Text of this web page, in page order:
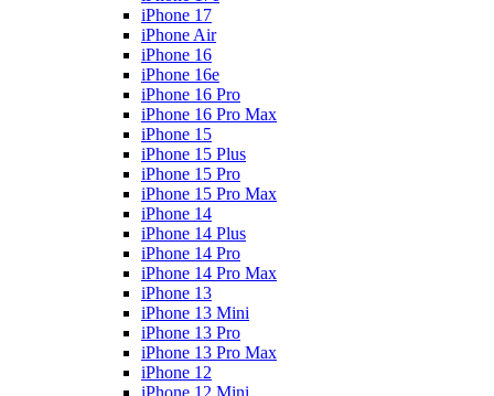
iPhone 17
iPhone Air
iPhone 16
iPhone 16e
iPhone 16 Pro
iPhone 16 Pro Max
iPhone 15
iPhone 15 Plus
iPhone 15 Pro
iPhone 15 Pro Max
iPhone 14
iPhone 14 Plus
iPhone 14 Pro
iPhone 14 Pro Max
iPhone 13
iPhone 13 Mini
iPhone 13 Pro
iPhone 13 Pro Max
iPhone 12
iPhone 12 Mini